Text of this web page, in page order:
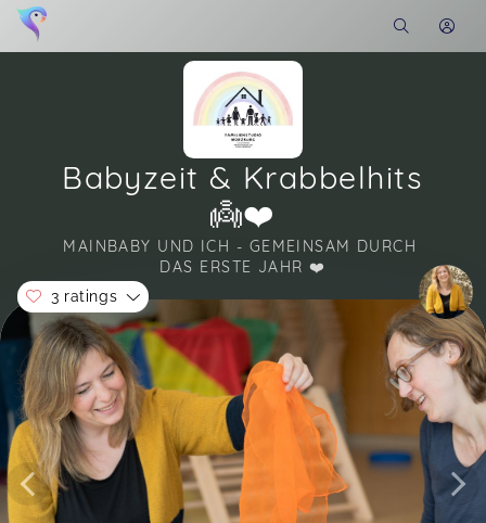
Babyzeit & Krabbelhits
👼❤️
MAINBABY UND ICH - GEMEINSAM DURCH
DAS ERSTE JAHR ❤️
Soon you will learn more about me here...
3 ratings
Es hat uns sehr viel Spaß gemacht und wir
würden jederzeit wieder einen Kurs besuchen.
Martina, Jul 16
Ein toller Kurs mit viel Input und wertvollen Tipps
für Baby und Mama ;-)
Andrea, Apr 02